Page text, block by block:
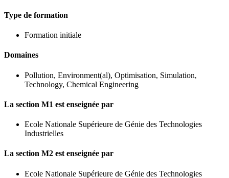
Type de formation
Formation initiale
Domaines
Pollution, Environment(al), Optimisation, Simulation,
Technology, Chemical Engineering
La section M1 est enseignée par
Ecole Nationale Supérieure de Génie des Technologies
Industrielles
La section M2 est enseignée par
Ecole Nationale Supérieure de Génie des Technologies